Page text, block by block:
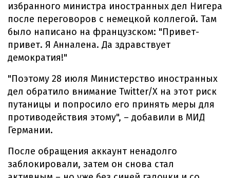
избранного министра иностранных дел Нигера
после переговоров с немецкой коллегой. Там
было написано на французском: "Привет-
привет. Я Анналена. Да здравствует
демократия!"
"Поэтому 28 июля Министерство иностранных
дел обратило внимание Twitter/X на этот риск
путаницы и попросило его принять меры для
противодействия этому", – добавили в МИД
Германии.
После обращения аккаунт ненадолго
заблокировали, затем он снова стал